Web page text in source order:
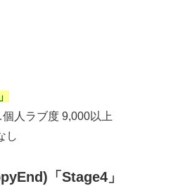
人ラブ度 9,000以上
し
「Stage4」